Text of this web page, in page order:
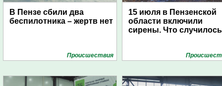
В Пензе сбили два
беспилотника – жертв нет
Проиcшествия
15 июля в Пензенской
области включили
сирены. Что